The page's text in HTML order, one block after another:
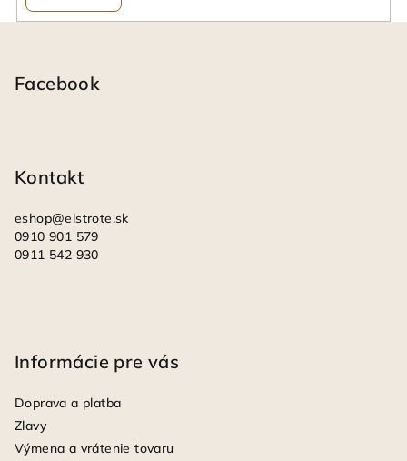
Facebook
Kontakt
eshop@elstrote.sk
0910 901 579
0911 542 930
Informácie pre vás
Doprava a platba
Zľavy
Výmena a vrátenie tovaru